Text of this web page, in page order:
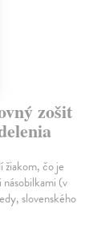
zošit
žiakom, čo je
(v
slovenského